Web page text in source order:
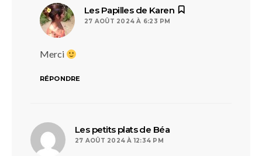
Les Papilles de Karen
27 AOÛT 2024 À 6:23 PM
Merci
RÉPONDRE
Les petits plats de Béa
27 AOÛT 2024 À 12:34 PM